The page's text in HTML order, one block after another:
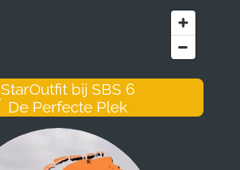
StarOutfit bij SBS 6
De Perfecte Plek